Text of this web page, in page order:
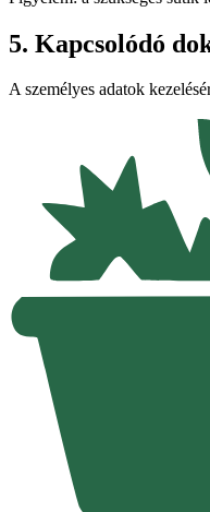
5. Kapcsolódó
A személyes adatok